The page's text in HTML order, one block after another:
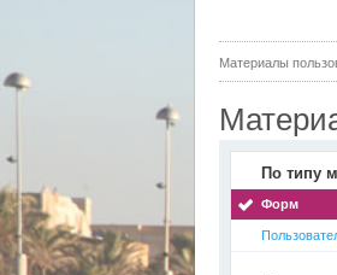
Материалы
По типу
Форм